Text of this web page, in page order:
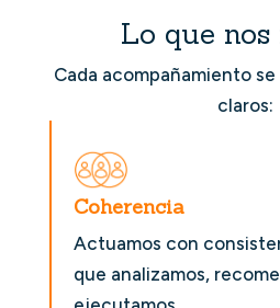
Lo que nos
Cada acompañamiento
claros:
Coherencia
Actuamos con
que analizamos,